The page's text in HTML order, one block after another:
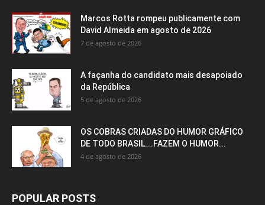
Marcos Rotta rompeu publicamente com
David Almeida em agosto de 2026
7 de agosto de 2026
A façanha do candidato mais desapoiado
da República
5 de agosto de 2026
OS COBRAS CRIADAS DO HUMOR GRÁFICO
DE TODO BRASIL….FAZEM O HUMOR...
4 de agosto de 2026
POPULAR POSTS